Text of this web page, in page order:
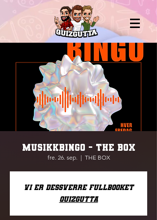
MUSIKKBINGO - THE BOX
fre. 26. sep.
  |
THE BOX
Vi er dessverre fullbooket
Quizgutta